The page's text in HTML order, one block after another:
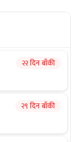
२२ दिन बाँकी
२९ दिन बाँकी